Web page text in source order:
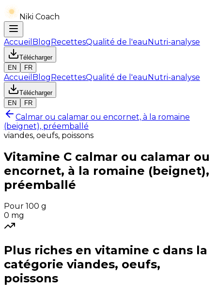
Niki Coach
Accueil BlogRecettesQualité de l'eauNutri-analyse
Télécharger
EN
FR
Accueil BlogRecettesQualité de l'eauNutri-analyse
Télécharger
EN
FR
Calmar ou calamar ou encornet, à la romaine
(beignet), préemballé
viandes, oeufs, poissons
Vitamine C calmar ou calamar ou
encornet, à la romaine (beignet),
préemballé
Pour 100 g
0 mg
Plus riches en vitamine c dans la
catégorie viandes, oeufs,
poissons